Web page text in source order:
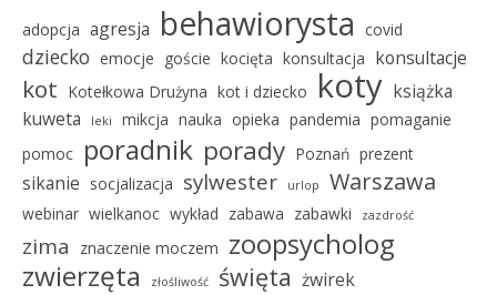
adopcja agresja behawiorysta covid
dziecko emocje goście kocięta konsultacja konsultacje
kot Kotełkowa Drużyna kot i dziecko koty książka
kuweta
leki mikcja nauka opieka pandemia pomaganie
pomoc poradnik porady Poznań prezent
sikanie socjalizacja sylwester urlop Warszawa
webinar wielkanoc wykład zabawa zabawki zazdrość
zima znaczenie moczem zoopsycholog
zwierzęta
złośliwość święta żwirek